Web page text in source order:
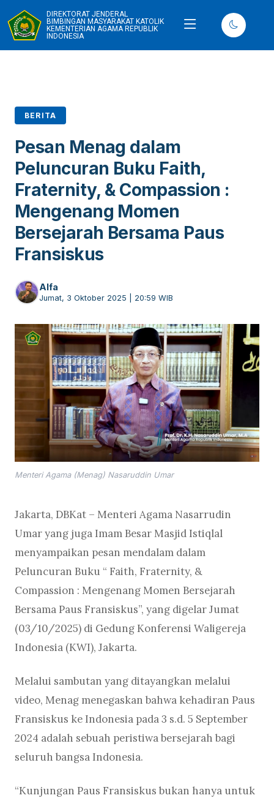
DIREKTORAT JENDERAL
BIMBINGAN MASYARAKAT KATOLIK
KEMENTERIAN AGAMA REPUBLIK
INDONESIA
BERITA
Pesan Menag dalam
Peluncuran Buku Faith,
Fraternity, & Compassion :
Mengenang Momen
Bersejarah Bersama Paus
Fransiskus
Alfa
Jumat, 3 Oktober 2025 | 20:59 WIB
Menteri Agama (Menag) Nasaruddin Umar
Jakarta, DBKat – Menteri Agama Nasarrudin
Umar yang juga Imam Besar Masjid Istiqlal
menyampaikan pesan mendalam dalam
Peluncuran Buku “ Faith, Fraternity, &
Compassion : Mengenang Momen Bersejarah
Bersama Paus Fransiskus”, yang digelar Jumat
(03/10/2025) di Gedung Konferensi Waligereja
Indonesia (KWI), Jakarta.
Melalui sambutan yang ditayangkan melalui
video, Menag menegaskan bahwa kehadiran Paus
Fransiskus ke Indonesia pada 3 s.d. 5 September
2024 adalah sebuah peristiwa bersejarah bagi
seluruh bangsa Indonesia.
“Kunjungan Paus Fransiskus bukan hanya untuk